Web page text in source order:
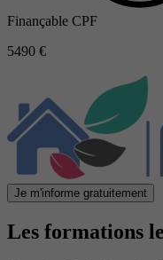
Finançable CPF
5490 €
Je m'informe gratuitement
Les formations